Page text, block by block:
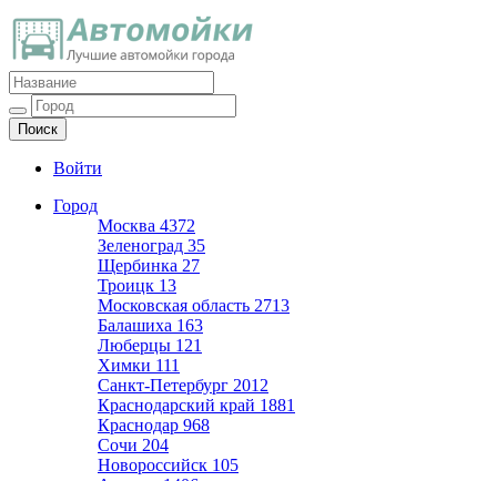
Автомойки
Ещё один сайт на WordPress
Войти
Город
Москва 4372
Зеленоград 35
Щербинка 27
Троицк 13
Московская область 2713
Балашиха 163
Люберцы 121
Химки 111
Санкт-Петербург 2012
Краснодарский край 1881
Краснодар 968
Сочи 204
Новороссийск 105